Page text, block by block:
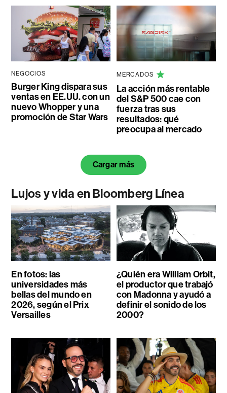
NEGOCIOS
Burger King dispara sus
ventas en EE.UU. con un
nuevo Whopper y una
promoción de Star Wars
MERCADOS
La acción más rentable
del S&P 500 cae con
fuerza tras sus
resultados: qué
preocupa al mercado
Cargar más
Lujos y vida en Bloomberg Línea
En fotos: las
universidades más
bellas del mundo en
2026, según el Prix
Versailles
¿Quién era William Orbit,
el productor que trabajó
con Madonna y ayudó a
definir el sonido de los
2000?